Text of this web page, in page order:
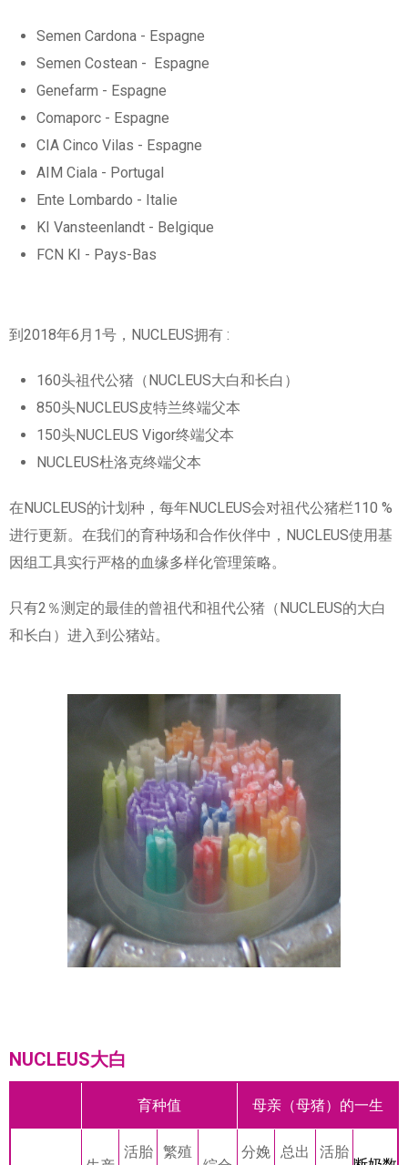
Semen Cardona - Espagne
Semen Costean - Espagne
Genefarm - Espagne
Comaporc - Espagne
CIA Cinco Vilas - Espagne
AIM Ciala - Portugal
Ente Lombardo - Italie
KI Vansteenlandt - Belgique
FCN KI - Pays-Bas
到2018年6月1号，NUCLEUS拥有 :
160头祖代公猪（NUCLEUS大白和长白）
850头NUCLEUS皮特兰终端父本
150头NUCLEUS Vigor终端父本
NUCLEUS杜洛克终端父本
在NUCLEUS的计划种，每年NUCLEUS会对祖代公猪栏110 %
进行更新。在我们的育种场和合作伙伴中，NUCLEUS使用基
因组工具实行严格的血缘多样化管理策略。
只有2％测定的最佳的曾祖代和祖代公猪（NUCLEUS的大白
和长白）进入到公猪站。
NUCLEUS大白
育种值 母亲（母猪）的一生
活胎
繁殖
分娩 总出
活胎